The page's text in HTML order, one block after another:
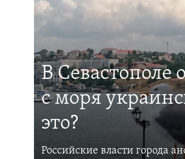
В Севастополе
с моря
это?
Российские власти города